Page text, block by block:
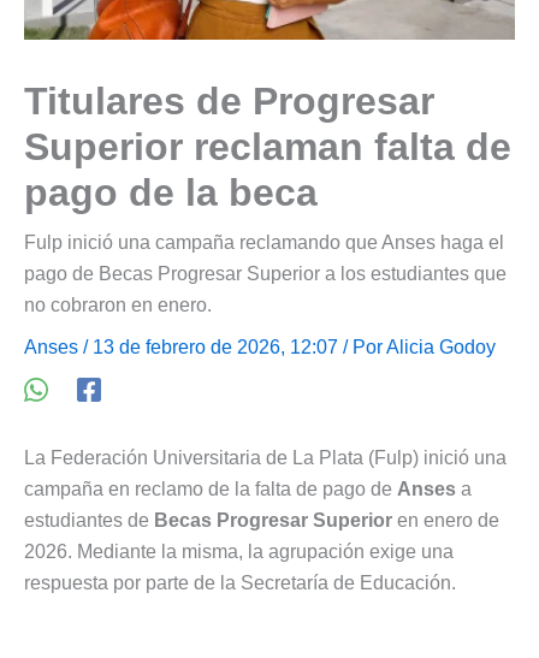
Titulares de Progresar
Superior reclaman falta de
pago de la beca
Fulp inició una campaña reclamando que Anses haga el
pago de Becas Progresar Superior a los estudiantes que
no cobraron en enero.
Anses / 13 de febrero de 2026, 12:07 / PorAlicia Godoy
La Federación Universitaria de La Plata (Fulp) inició una
campaña en reclamo de la falta de pago de Anses a
estudiantes de Becas Progresar Superior en enero de
2026. Mediante la misma, la agrupación exige una
respuesta por parte de la Secretaría de Educación.